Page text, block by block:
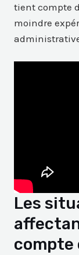
tient compte
moindre
Les
compte